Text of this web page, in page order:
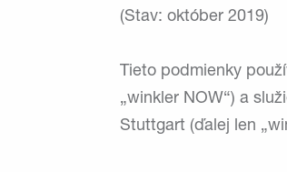
(Stav: október 2019)
Tieto podmienky
„winkler NOW“) a
Stuttgart (ďalej len